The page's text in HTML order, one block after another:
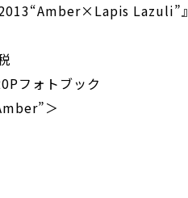
Lazuli”』
フォトブック
＞